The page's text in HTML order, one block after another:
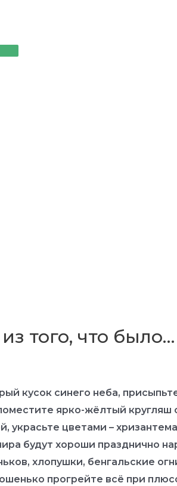
того, что было…
кусок синего неба,
ярко-жёлтый кругляш
украсьте цветами –
будут хороши празднично
хлопушки, бенгальские
прогрейте всё при